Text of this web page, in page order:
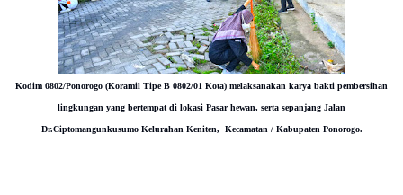
Kodim 0802/Ponorogo (Koramil Tipe B 0802/01 Kota) melaksanakan karya bakti pembersihan
lingkungan yang bertempat di lokasi Pasar hewan, serta sepanjang Jalan
Dr.Ciptomangunkusumo Kelurahan Keniten, Kecamatan / Kabupaten Ponorogo.